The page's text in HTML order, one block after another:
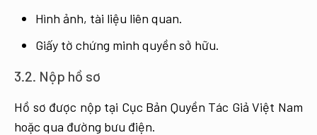
Hình ảnh, tài liệu liên quan.
Giấy tờ chứng minh quyền sở hữu.
3.2. Nộp hồ sơ
Hồ sơ được nộp tại Cục Bản Quyền Tác Giả Việt Nam
hoặc qua đường bưu điện.